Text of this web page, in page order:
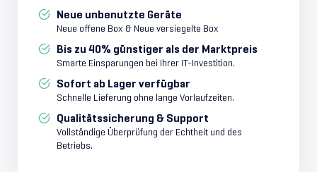
Neue unbenutzte Geräte
Neue offene Box & Neue versiegelte Box
Bis zu 40% günstiger als der Marktpreis
Smarte Einsparungen bei Ihrer IT-Investition.
Sofort ab Lager verfügbar
Schnelle Lieferung ohne lange Vorlaufzeiten.
Qualitätssicherung & Support
Vollständige Überprüfung der Echtheit und des
Betriebs.